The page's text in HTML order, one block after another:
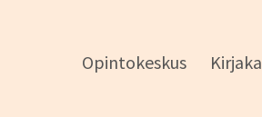
Opintokeskus